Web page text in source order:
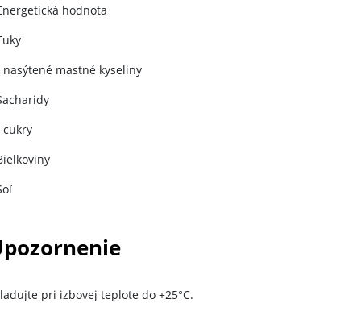
hodnota
nasýtené mastné kyseliny
cukry
pri izbovej teplote do +25°C.